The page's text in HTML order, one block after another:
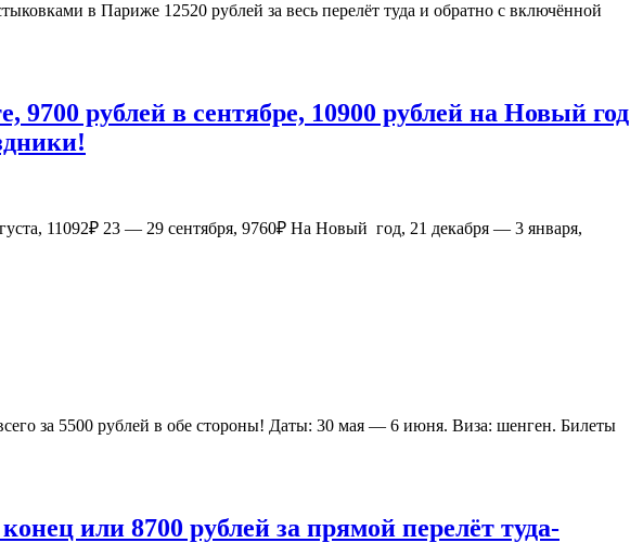
в Париже 12520 рублей за весь перелёт туда и обратно с включённой
9700 рублей в сентябре, 10900 рублей на Новый год
11092₽ 23 — 29 сентября, 9760₽ На Новый год, 21 декабря — 3 января,
за 5500 рублей в обе стороны! Даты: 30 мая — 6 июня. Виза: шенген. Билеты
или 8700 рублей за прямой перелёт туда-